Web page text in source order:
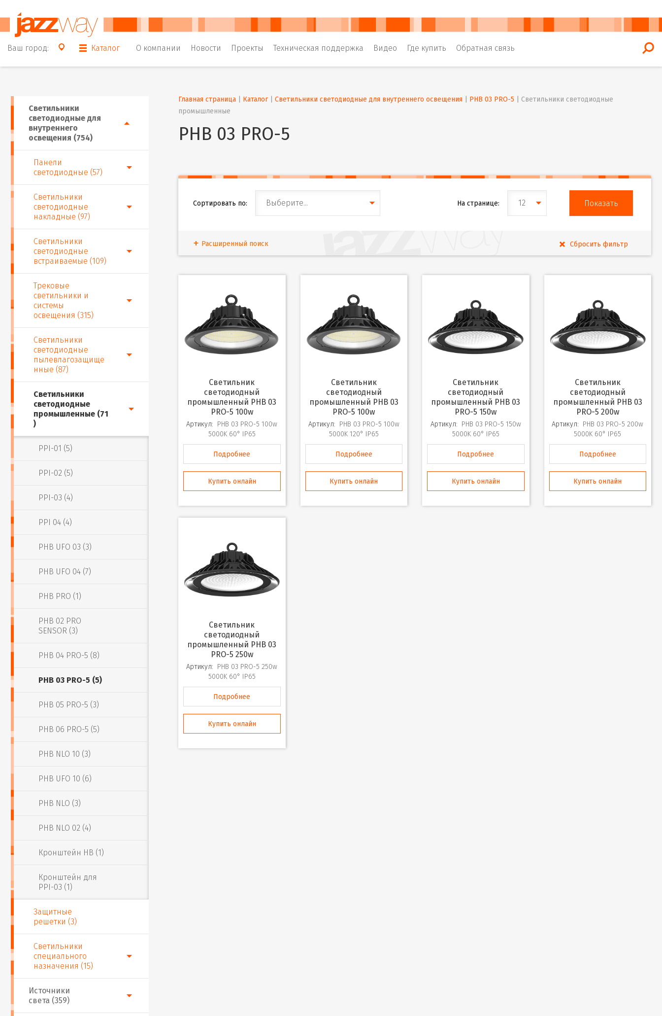
Ваш город: Каталог О компании Новости Проекты Техническая поддержка Видео Где купить Обратная связь
Источники
света (359)
Светильники
светодиодные для
внутреннего
освещения (754)
Панели
светодиодные (57)
Светильники
светодиодные
накладные (97)
Светильники
светодиодные
встраиваемые (109)
Трековые
светильники и
системы
освещения (315)
Светильники
светодиодные
пылевлагозащище
нные (87)
Светильники
светодиодные
промышленные (71
)
PPI-01 (5)
PPI-02 (5)
PPI-03 (4)
PPI 04 (4)
PHB UFO 03 (3)
PHB UFO 04 (7)
PHB PRO (1)
PHB 02 PRO
SENSOR (3)
PHB 04 PRO-5 (8)
PHB 03 PRO-5 (5)
PHB 05 PRO-5 (3)
PHB 06 PRO-5 (5)
PHB NLO 10 (3)
PHB UFO 10 (6)
PHB NLO (3)
PHB NLO 02 (4)
Кронштейн HB (1)
Кронштейн для
PPI-03 (1)
Защитные
решетки (3)
Светильники
специального
назначения (15)
Главная страница Каталог | Светильники светодиодные для внутреннего освещения PHB 03 PRO-5
Светильники светодиодные
промышленные
PHB 03 PRO-5
Сортировать по: Выберите... На странице: 12
Расширенный поиск
Светильник
светодиодный
промышленный PHB 03
PRO-5 100w
Артикул: PHB 03 PRO-5 100w
5000K 60° IP65
Подробнее
Купить онлайн
Светильник
светодиодный
промышленный PHB 03
PRO-5 100w
Артикул: PHB 03 PRO-5 100w
5000K 120° IP65
Подробнее
Купить онлайн
Светильник
светодиодный
промышленный PHB 03
PRO-5 150w
Артикул: PHB 03 PRO-5 150w
5000K 60° IP65
Подробнее
Купить онлайн
Светильник
светодиодный
промышленный PHB 03
PRO-5 200w
Артикул: PHB 03 PRO-5 200w
5000K 60° IP65
Подробнее
Купить онлайн
Светильник
светодиодный
промышленный PHB 03
PRO-5 250w
Артикул: PHB 03 PRO-5 250w
5000K 60° IP65
Подробнее
Купить онлайн